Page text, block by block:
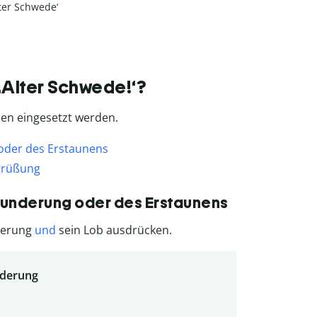
Schwede‘
Schwede!‘?
eingesetzt werden.
des Erstaunens
oder des Erstaunens
und sein Lob ausdrücken.